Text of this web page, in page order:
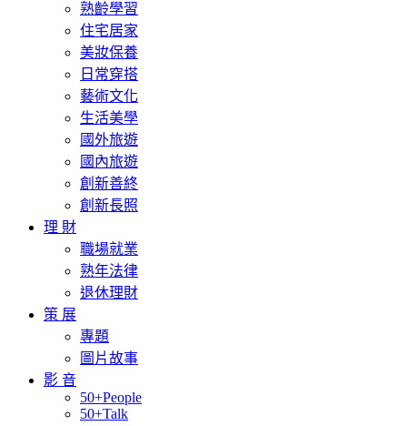
熟齡學習
住宅居家
美妝保養
日常穿搭
藝術文化
生活美學
國外旅遊
國內旅遊
創新善終
創新長照
理 財
職場就業
熟年法律
退休理財
策 展
專題
圖片故事
影 音
50+People
50+Talk